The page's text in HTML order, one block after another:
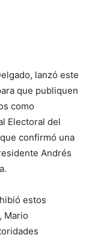
lanzó este
que publiquen
como
Electoral del
confirmó una
Andrés
estos
Mario